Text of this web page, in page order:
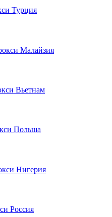
Турция
Малайзия
Вьетнам
Польша
Нигерия
Россия